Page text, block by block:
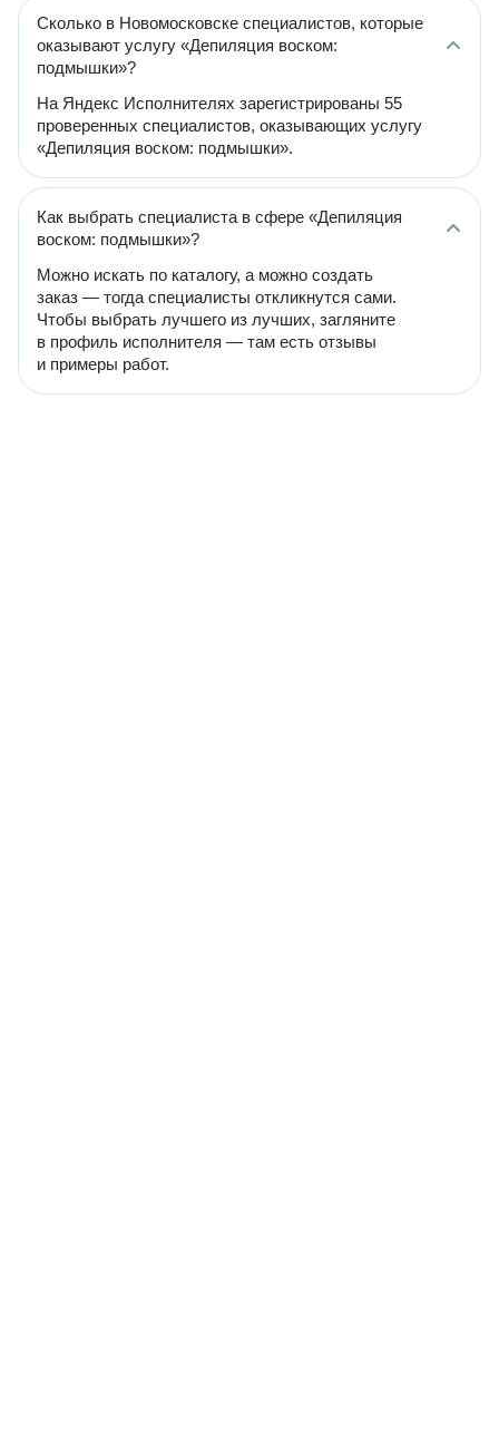
Сколько в Новомосковске специалистов, которые
оказывают услугу «Депиляция воском:
подмышки»?
На Яндекс Исполнителях зарегистрированы 55
проверенных специалистов, оказывающих услугу
«Депиляция воском: подмышки».
Как выбрать специалиста в сфере «Депиляция
воском: подмышки»?
Можно искать по каталогу, а можно создать
заказ — тогда специалисты откликнутся сами.
Чтобы выбрать лучшего из лучших, загляните
в профиль исполнителя — там есть отзывы
и примеры работ.